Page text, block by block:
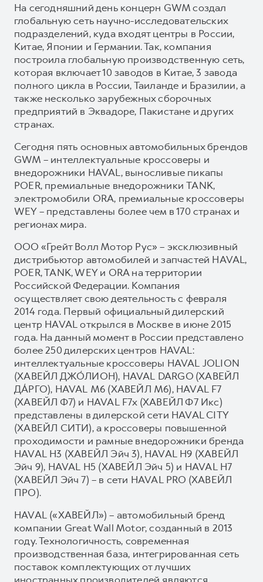
На сегодняшний день концерн GWM создал
глобальную сеть научно-исследовательских
подразделений, куда входят центры в России,
Китае, Японии и Германии. Так, компания
построила глобальную производственную сеть,
которая включает 10 заводов в Китае, 3 завода
полного цикла в России, Таиланде и Бразилии, а
также несколько зарубежных сборочных
предприятий в Эквадоре, Пакистане и других
странах.
Сегодня пять основных автомобильных брендов
GWM – интеллектуальные кроссоверы и
внедорожники HAVAL, выносливые пикапы
POER, премиальные внедорожники TANK,
электромобили ORA, премиальные кроссоверы
WEY – представлены более чем в 170 странах и
регионах мира.
ООО «Грейт Волл Мотор Рус» – эксклюзивный
дистрибьютор автомобилей и запчастей HAVAL,
POER, TANK, WEY и ORA на территории
Российской Федерации. Компания
осуществляет свою деятельность с февраля
2014 года. Первый официальный дилерский
центр HAVAL открылся в Москве в июне 2015
года. На данный момент в России представлено
более 250 дилерских центров HAVAL:
интеллектуальные кроссоверы HAVAL JOLION
(ХАВЕЙЛ ДЖО́ЛИОН), HAVAL DARGO (ХАВЕЙЛ
ДА́РГО), HAVAL М6 (ХАВЕЙЛ M6), HAVAL F7
(ХАВЕЙЛ Ф7) и HAVAL F7x (ХАВЕЙЛ Ф7 Икс)
представлены в дилерской сети HAVAL CITY
(ХАВЕЙЛ СИТИ), а кроссоверы повышенной
проходимости и рамные внедорожники бренда
HAVAL H3 (ХАВЕЙЛ Эйч 3), HAVAL H9 (ХАВЕЙЛ
Эйч 9), HAVAL H5 (ХАВЕЙЛ Эйч 5) и HAVAL H7
(ХАВЕЙЛ Эйч 7) – в сети HAVAL PRO (ХАВЕЙЛ
ПРО).
HAVAL («ХАВЕЙЛ») – автомобильный бренд
компании Great Wall Motor, созданный в 2013
году. Технологичность, современная
производственная база, интегрированная сеть
поставок комплектующих от лучших